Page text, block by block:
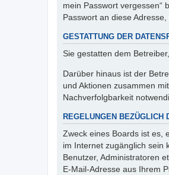
mein Passwort vergessen“
Passwort an diese
GESTATTUNG DER
Sie gestatten dem
Darüber hinaus ist der
und Aktionen zusammen
Nachverfolgbarkeit
REGELUNGEN BEZÜGLICH
Zweck eines Boards ist es,
im Internet zugänglich sein
Benutzer, Administratoren
E-Mail-Adresse aus Ihrem